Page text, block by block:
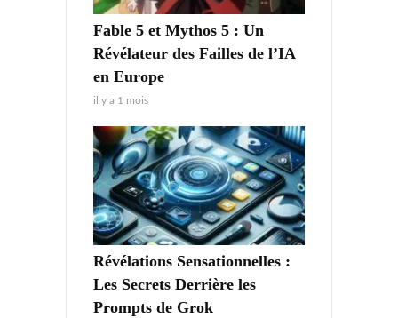
Fable 5 et Mythos 5 : Un
Révélateur des Failles de l’IA
en Europe
il y a 1 mois
Révélations Sensationnelles :
Les Secrets Derrière les
Prompts de Grok